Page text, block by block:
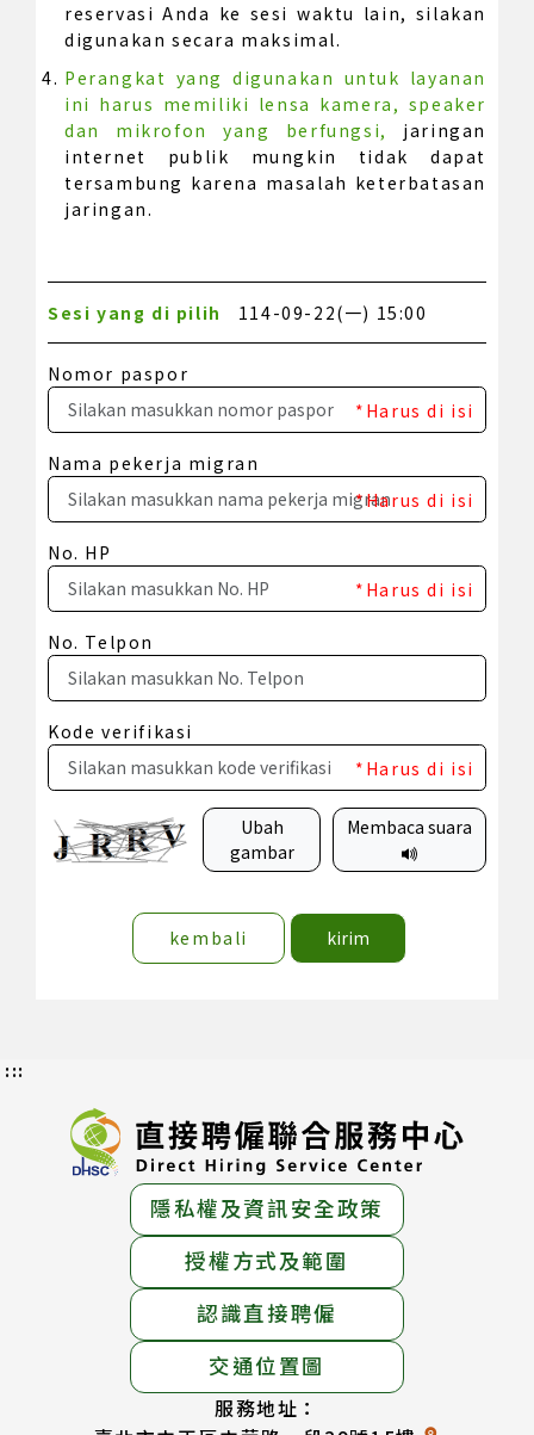
reservasi Anda ke sesi waktu lain, silakan
digunakan secara maksimal.
Perangkat yang digunakan untuk layanan
ini harus memiliki lensa kamera, speaker
dan mikrofon yang berfungsi, jaringan
internet publik mungkin tidak dapat
tersambung karena masalah keterbatasan
jaringan.
Sesi yang di pilih 114-09-22(一) 15:00
Nomor paspor
*Harus di isi
Nama pekerja migran
*Harus di isi
No. HP
*Harus di isi
No. Telpon
Kode verifikasi
*Harus di isi
Ubah
gambar
Membaca suara
kembali kirim
:::
隱私權及資訊安全政策
授權方式及範圍
認識直接聘僱
交通位置圖
服務地址：